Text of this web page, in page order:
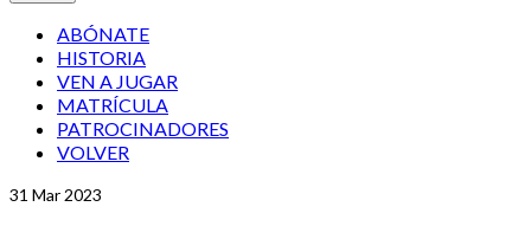
ABÓNATE
HISTORIA
VEN A JUGAR
MATRÍCULA
PATROCINADORES
VOLVER
31 Mar 2023